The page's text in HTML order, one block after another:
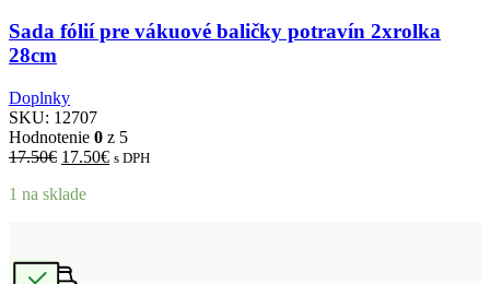
Sada fólií pre vákuové baličky potravín 2xrolka
28cm
Doplnky
SKU: 12707
Hodnotenie 0 z 5
17.50€ Pôvodná
bola:
17.50€Aktuálna
s DPH
1 na sklade